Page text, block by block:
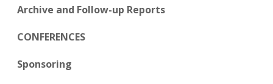
Archive and Follow-up Reports
CONFERENCES
Sponsoring